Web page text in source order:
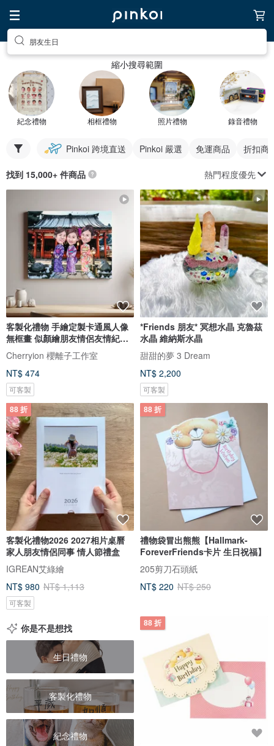
朋友生日
縮小搜尋範圍
紀念禮物 相框禮物 照片禮物 錄音禮物
Pinkoi 跨境直送 Pinkoi 嚴選 免運商品 折扣商
找到 15,000+ 件商品 熱門程度優先
客製化禮物 手繪定製卡通風人像
無框畫 似顏繪朋友情侶友情紀念
日
Cherryion 櫻離子工作室
NT$ 474
可客製
*Friends 朋友* 冥想水晶 克魯茲
水晶 維納斯水晶
甜甜的夢 3 Dream
NT$ 2,200
可客製
88 折
客製化禮物2026 2027相片桌曆
家人朋友情侶同事 情人節禮盒
IGREAN艾綠繪
NT$ 980 NT$ 1,113
可客製
88 折
禮物袋冒出熊熊【Hallmark-
ForeverFriends卡片 生日祝福】
205剪刀石頭紙
NT$ 220 NT$ 250
你是不是想找
生日禮物
客製化禮物
紀念禮物
88 折